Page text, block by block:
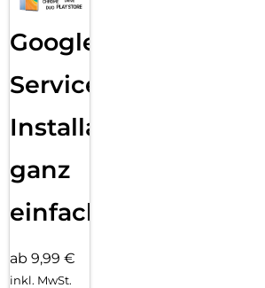
Google
Services
Installation
ganz
einfach
ab 9,99 €
inkl. MwSt.